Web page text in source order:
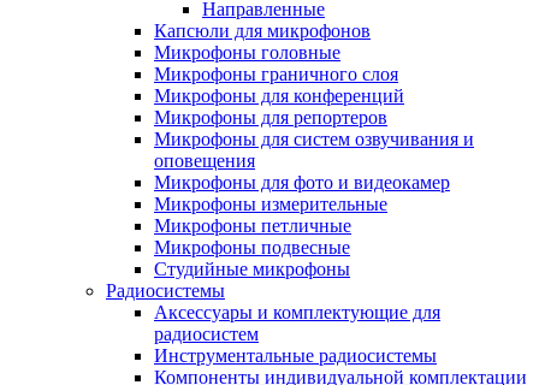
Направленные
Капсюли для микрофонов
Микрофоны головные
Микрофоны граничного слоя
Микрофоны для конференций
Микрофоны для репортеров
Микрофоны для систем озвучивания и
оповещения
Микрофоны для фото и видеокамер
Микрофоны измерительные
Микрофоны петличные
Микрофоны подвесные
Студийные микрофоны
Радиосистемы
Аксессуары и комплектующие для
радиосистем
Инструментальные радиосистемы
Компоненты индивидуальной комплектации